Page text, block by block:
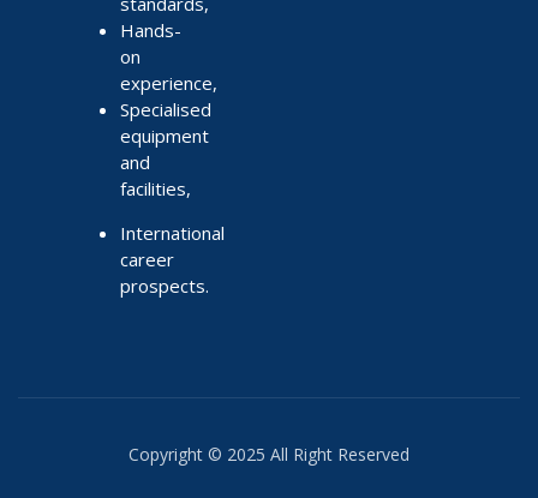
Hands-
on
experience,
Specialised
equipment
and
facilities,
International
career
prospects.
Copyright © 2025 All Right Reserved